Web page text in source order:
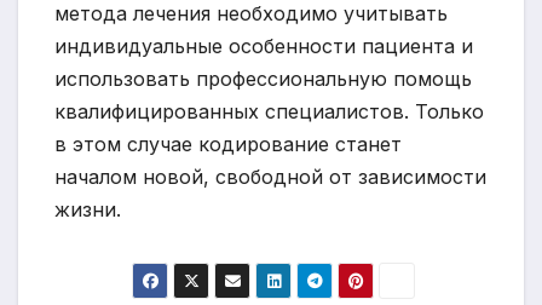
метода лечения необходимо учитывать
индивидуальные особенности пациента и
использовать профессиональную помощь
квалифицированных специалистов. Только
в этом случае кодирование станет
началом новой, свободной от зависимости
жизни.